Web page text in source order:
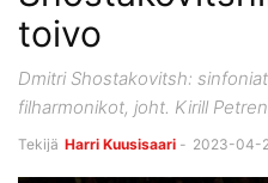
toivo
Dmitri Shostakovitsh:
filharmonikot, joht. Kirill
Tekijä Harri Kuusisaari - 2023-04-